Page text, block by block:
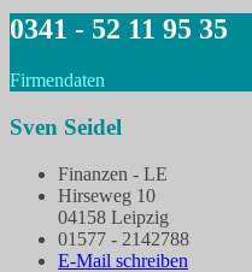
0341 - 52 11 95 35
Firmendaten
Sven Seidel
Finanzen - LE
Hirseweg 10
04158 Leipzig
01577 - 2142788
E-Mail schreiben